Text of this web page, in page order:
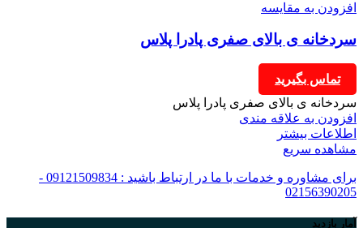
افزودن به مقایسه
سردخانه ی بالای صفری پادرا پلاس
تماس بگیرید
سردخانه ی بالای صفری پادرا پلاس
افزودن به علاقه مندی
اطلاعات بیشتر
مشاهده سریع
برای مشاوره و خدمات با ما در ارتباط باشید : 09121509834 -
02156390205
آمار بازدید